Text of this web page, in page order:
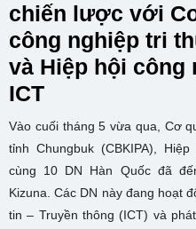
chiến lược với
công nghiệp tri
và Hiệp hội công
ICT
Vào cuối tháng 5 vừa qua, Cơ
tỉnh Chungbuk (CBKIPA),
cùng 10 DN Hàn Quốc đã
Kizuna. Các DN này đang hoạt
tin – Truyền thông (ICT) và